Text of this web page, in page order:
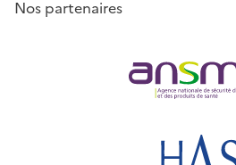
Nos partenaires